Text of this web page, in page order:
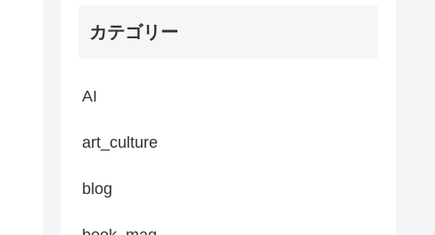
カテゴリー
AI
art_culture
blog